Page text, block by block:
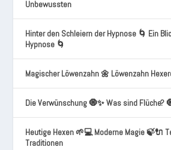
Unbewussten
Hinter den Schleiern der Hypnose 🌀 Ein
Hypnose 🌀
Magischer Löwenzahn 🌼 Löwenzahn
Die Verwünschung 🧿✨ Was sind Flüche?
Heutige Hexen 🌱💻 Moderne Magie 🍃🔌
Traditionen